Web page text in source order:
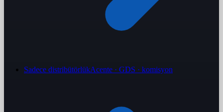
Sadece distribütörlükAcente · GDS · komisyon